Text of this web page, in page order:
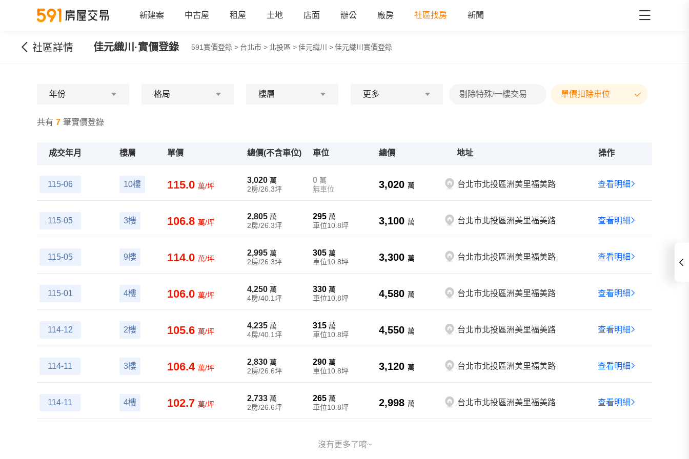
新建案 中古屋 租屋 土地 店面 辦公 廠房 社區找房 新聞
社區詳情 佳元織川 ·實價登錄 591實價登錄 > 台北市 > 北投區 >佳元織川 >佳元織川實價登錄
年份 格局 樓層 更多 剔除特殊/一樓交易 單價扣除車位
共有 7 筆實價登錄
成交年月 樓層 單價 總價(不含車位) 車位 總價 地址 操作
115-06 10樓 115.0 萬/坪
3,020 萬
2房/26.3坪
0 萬
無車位
3,020 萬 台北市北投區洲美里福美路 查看明細
115-05 3樓 106.8 萬/坪
2,805 萬
2房/26.3坪
295萬
車位10.8坪
3,100 萬 台北市北投區洲美里福美路 查看明細
115-05 9樓 114.0 萬/坪
2,995 萬
2房/26.3坪
305萬
車位10.8坪
3,300 萬 台北市北投區洲美里福美路 查看明細
115-01 4樓 106.0 萬/坪
4,250 萬
4房/40.1坪
330萬
車位10.8坪
4,580 萬 台北市北投區洲美里福美路 查看明細
114-12 2樓 105.6 萬/坪
4,235 萬
4房/40.1坪
315萬
車位10.8坪
4,550 萬 台北市北投區洲美里福美路 查看明細
114-11 3樓 106.4 萬/坪
2,830 萬
2房/26.6坪
290萬
車位10.8坪
3,120 萬 台北市北投區洲美里福美路 查看明細
114-11 4樓 102.7 萬/坪
2,733 萬
2房/26.6坪
265萬
車位10.8坪
2,998 萬 台北市北投區洲美里福美路 查看明細
沒有更多了唷~